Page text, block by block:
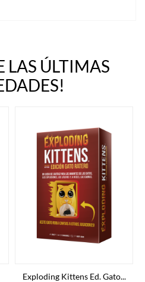
LAS ÚLTIMAS
Exploding Kittens Ed. Gato...